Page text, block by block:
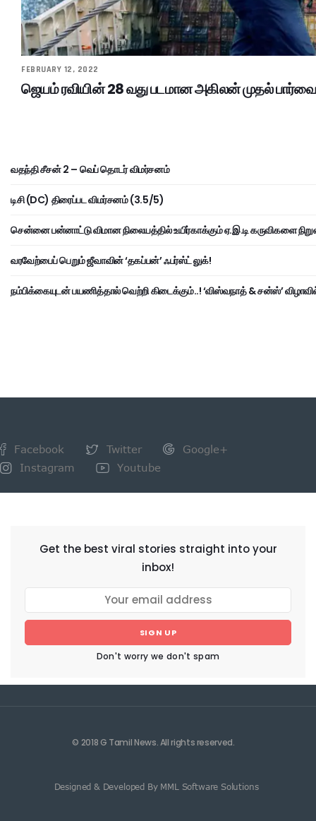
FEBRUARY 12, 2022
ஜெயம் ரவியின் 28 வது படமான அகிலன் முதல்
வதந்தி சீசன் 2 – வெப் தொடர் விமர்சனம்
டிசி (DC) திரைப்பட விமர்சனம் (3.5/5)
சென்னை பன்னாட்டு விமான நிலையத்தில் உயிர்காக்கும் ஏ.இ.டி கருவிகளை
வரவேற்பைப் பெறும் ஜீவாவின் ‘தகப்பன்’ ஃபர்ஸ்ட் லுக்!
நம்பிக்கையுடன் பயணித்தால் வெற்றி கிடைக்கும்..! ‘விஸ்வநாத் & சன்ஸ்’
Facebook Twitter
Google+
Instagram
Youtube
Get the best viral stories straight into your
inbox!
SIGN UP
Don't worry we don't spam
© 2018 G Tamil News. All rights reserved.
Designed & Developed By MML Software Solutions